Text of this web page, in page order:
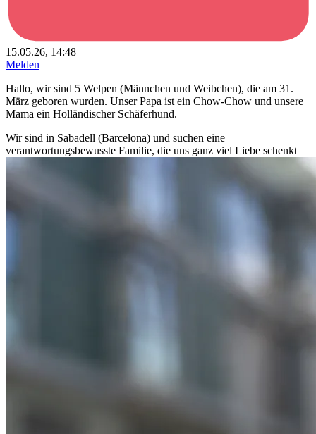
15.05.26, 14:48
Melden
Hallo, wir sind 5 Welpen (Männchen und Weibchen), die am 31.
März geboren wurden. Unser Papa ist ein Chow-Chow und unsere
Mama ein Holländischer Schäferhund.
Wir sind in Sabadell (Barcelona) und suchen eine
verantwortungsbewusste Familie, die uns ganz viel Liebe schenkt